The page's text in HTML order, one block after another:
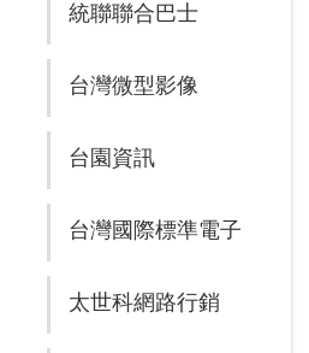
統聯聯合巴士
台灣微型影像
台園資訊
台灣國際標準電子
太世科網路行銷